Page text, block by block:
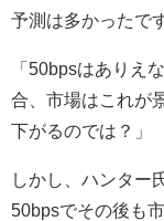
予測は多かったで
「50bpsはありえ
合、市場はこれが
下がるのでは？」
しかし、ハンター
50bpsでその後も